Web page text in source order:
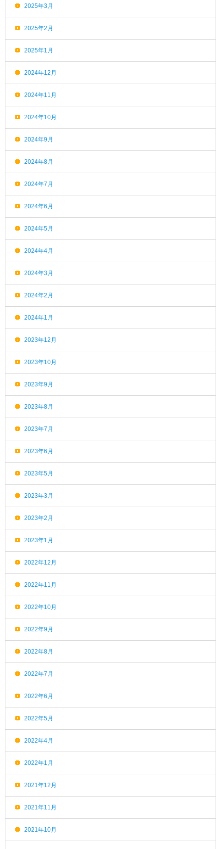
2025年3月
2025年2月
2025年1月
2024年12月
2024年11月
2024年10月
2024年9月
2024年8月
2024年7月
2024年6月
2024年5月
2024年4月
2024年3月
2024年2月
2024年1月
2023年12月
2023年10月
2023年9月
2023年8月
2023年7月
2023年6月
2023年5月
2023年3月
2023年2月
2023年1月
2022年12月
2022年11月
2022年10月
2022年9月
2022年8月
2022年7月
2022年6月
2022年5月
2022年4月
2022年1月
2021年12月
2021年11月
2021年10月